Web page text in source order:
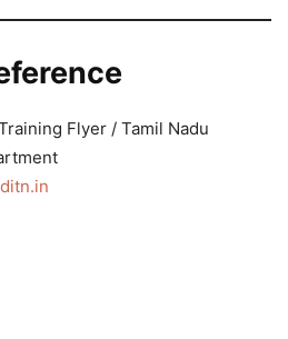
Flyer / Tamil Nadu